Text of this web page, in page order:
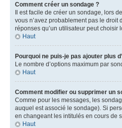
Comment créer un sondage ?
Il est facile de créer un sondage, lors
vous n’avez probablement pas le
réponses qu’un utilisateur peut choisir
Haut
Pourquoi ne puis-je pas ajouter plus
Le nombre d’options maximum par
Haut
Comment modifier ou supprimer un
Comme pour les messages, les
auquel est associé le sondage). Si
en changeant les intitulés en cours de
Haut